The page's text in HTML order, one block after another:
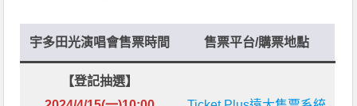
宇多田光演唱會售票時間 售票平台/購票地點
【登記抽選】